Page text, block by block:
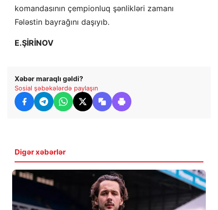
komandasının çempionluq şənlikləri zamanı
Fələstin bayrağını daşıyıb.
E.ŞİRİNOV
Xəbər maraqlı gəldi?
Sosial şəbəkələrdə paylaşın
Digər xəbərlər